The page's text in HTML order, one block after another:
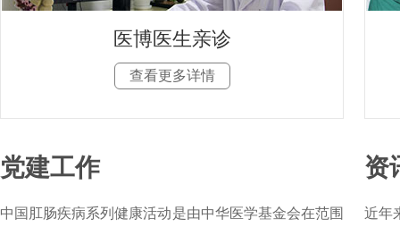
医博医生亲诊
查看更多详情
党建工作
中国肛肠疾病系列健康活动是由中华医学基金会在范围
资
近年